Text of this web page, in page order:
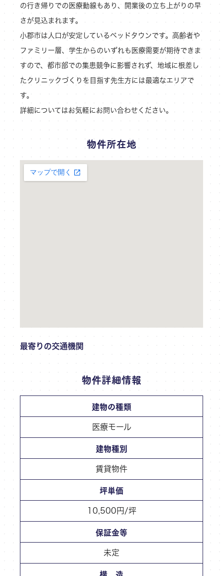
の行き帰りでの医療動線もあり、開業後の立ち上がりの早
さが見込まれます。
小郡市は人口が安定しているベッドタウンです。高齢者や
ファミリー層、学生からのいずれも医療需要が期待できま
すので、都市部での集患競争に影響されず、地域に根差し
たクリニックづくりを目指す先生方には最適なエリアで
す。
詳細についてはお気軽にお問い合わせください。
物件所在地
最寄りの交通機関
物件詳細情報
建物の種類
医療モール
建物種別
賃貸物件
坪単価
10,500円/坪
保証金等
未定